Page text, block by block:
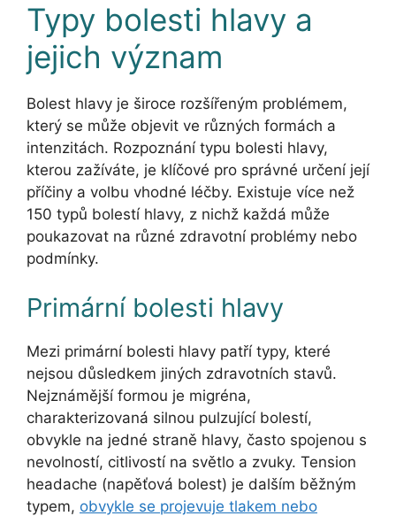
Typy bolesti hlavy a
jejich význam
Bolest hlavy je široce rozšířeným problémem,
který se může objevit ve různých formách a
intenzitách. Rozpoznání typu bolesti hlavy,
kterou zažíváte, je klíčové pro správné určení její
příčiny a volbu vhodné léčby. Existuje více než
150 typů bolestí hlavy, z nichž každá může
poukazovat na různé zdravotní problémy nebo
podmínky.
Primární bolesti hlavy
Mezi primární bolesti hlavy patří typy, které
nejsou důsledkem jiných zdravotních stavů.
Nejznámější formou je migréna,
charakterizovaná silnou pulzující bolestí,
obvykle na jedné straně hlavy, často spojenou s
nevolností, citlivostí na světlo a zvuky. Tension
headache (napěťová bolest) je dalším běžným
typem, obvykle se projevuje tlakem nebo